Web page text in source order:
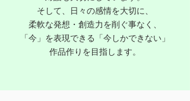
そして、日々の感情を大切に、
柔軟な発想・創造力を削ぐ事なく、
「今」を表現できる「今しかできない」
作品作りを目指します。